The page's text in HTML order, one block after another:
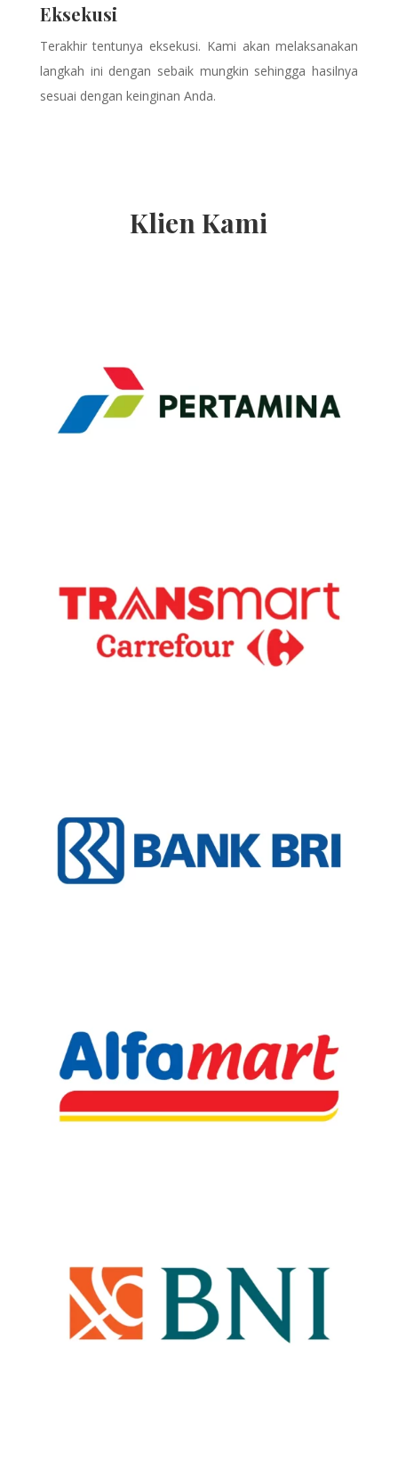
Eksekusi
Terakhir tentunya eksekusi. Kami akan melaksanakan
langkah ini dengan sebaik mungkin sehingga hasilnya
sesuai dengan keinginan Anda.
Klien Kami